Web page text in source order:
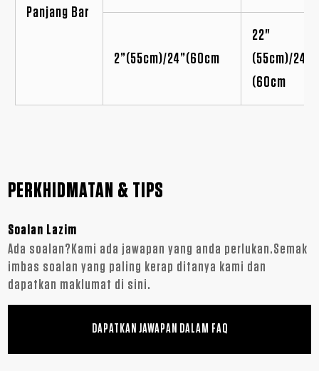
Panjang Bar
2”(55cm)/24”(60cm
22"
(55cm)/24"
(60cm
PERKHIDMATAN & TIPS
Soalan Lazim
Ada soalan?Kami ada jawapan yang anda perlukan.Semak
imbas soalan yang paling kerap ditanya kami dan
dapatkan maklumat di sini.
DAPATKAN JAWAPAN DALAM FAQ